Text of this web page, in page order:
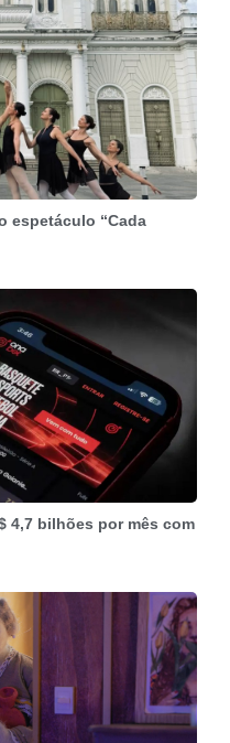
espetáculo “Cada
4,7 bilhões por mês com